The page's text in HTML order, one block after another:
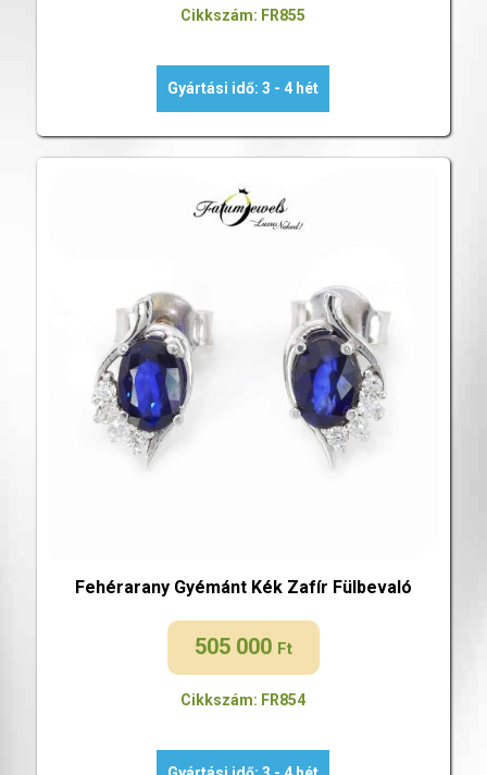
Cikkszám: FR855
Gyártási idő: 3 - 4 hét
Fehérarany Gyémánt Kék Zafír Fülbevaló
505 000 Ft
Cikkszám: FR854